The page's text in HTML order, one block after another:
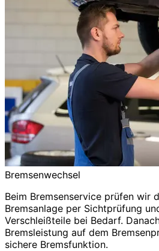
Bremsenwechsel
Beim Bremsenservice prüfen wir
Bremsanlage per Sichtprüfung
Verschleißteile bei Bedarf.
Bremsleistung auf dem
sichere Bremsfunktion.